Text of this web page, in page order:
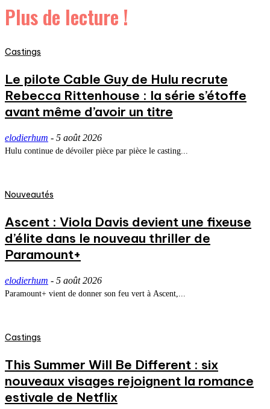
Plus de lecture !
Castings
Le pilote Cable Guy de Hulu recrute
Rebecca Rittenhouse : la série s’étoffe
avant même d’avoir un titre
elodierhum - 5 août 2026
Hulu continue de dévoiler pièce par pièce le casting...
Nouveautés
Ascent : Viola Davis devient une fixeuse
d’élite dans le nouveau thriller de
Paramount+
elodierhum - 5 août 2026
Paramount+ vient de donner son feu vert à Ascent,...
Castings
This Summer Will Be Different : six
nouveaux visages rejoignent la romance
estivale de Netflix